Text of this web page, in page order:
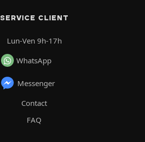
SERVICE CLIENT
Lun-Ven 9h-17h
WhatsApp
Messenger
Contact
FAQ